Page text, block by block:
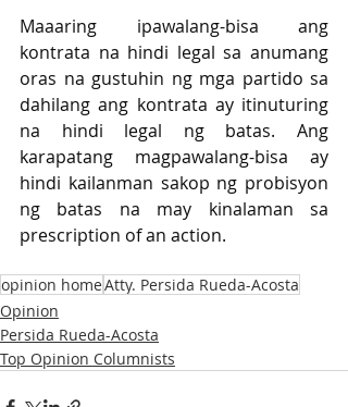
Maaaring ipawalang-bisa ang
kontrata na hindi legal sa anumang
oras na gustuhin ng mga partido sa
dahilang ang kontrata ay itinuturing
na hindi legal ng batas. Ang
karapatang magpawalang-bisa ay
hindi kailanman sakop ng probisyon
ng batas na may kinalaman sa
prescription of an action.
opinion homeAtty. Persida Rueda-Acosta
Opinion
Persida Rueda-Acosta
Top Opinion Columnists